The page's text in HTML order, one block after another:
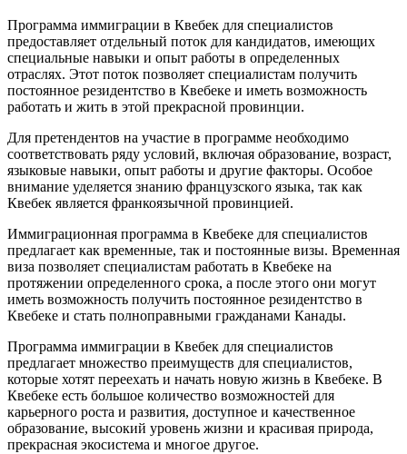
Программа иммиграции в Квебек для специалистов
предоставляет отдельный поток для кандидатов, имеющих
специальные навыки и опыт работы в определенных
отраслях. Этот поток позволяет специалистам получить
постоянное резидентство в Квебеке и иметь возможность
работать и жить в этой прекрасной провинции.
Для претендентов на участие в программе необходимо
соответствовать ряду условий, включая образование, возраст,
языковые навыки, опыт работы и другие факторы. Особое
внимание уделяется знанию французского языка, так как
Квебек является франкоязычной провинцией.
Иммиграционная программа в Квебеке для специалистов
предлагает как временные, так и постоянные визы. Временная
виза позволяет специалистам работать в Квебеке на
протяжении определенного срока, а после этого они могут
иметь возможность получить постоянное резидентство в
Квебеке и стать полноправными гражданами Канады.
Программа иммиграции в Квебек для специалистов
предлагает множество преимуществ для специалистов,
которые хотят переехать и начать новую жизнь в Квебеке. В
Квебеке есть большое количество возможностей для
карьерного роста и развития, доступное и качественное
образование, высокий уровень жизни и красивая природа,
прекрасная экосистема и многое другое.